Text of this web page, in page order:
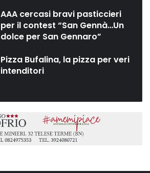
AAA cercasi bravi pasticcieri
per il contest “San Gennà…Un
dolce per San Gennaro”
Pizza Bufalina, la pizza per veri
intenditori